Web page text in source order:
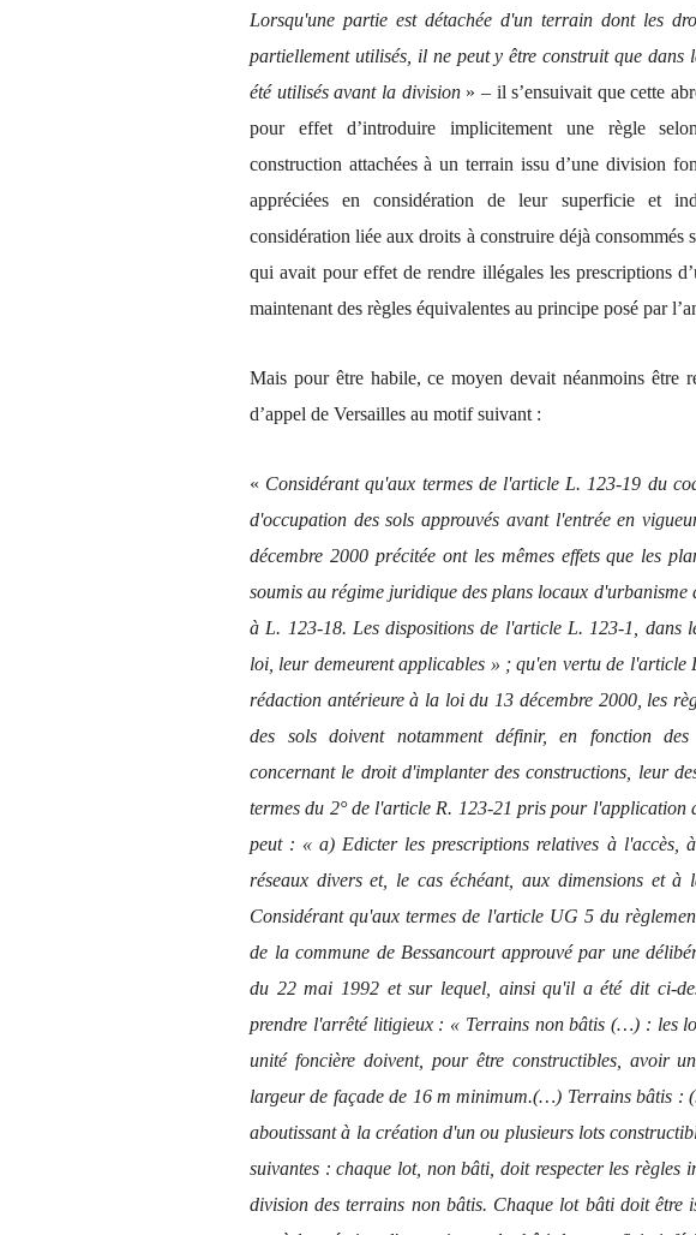
Lorsqu'une partie est détachée d'un terrain dont les
partiellement utilisés, il ne peut y être construit que dans
été utilisés avant la division» – il s’ensuivait que cette
pour effet d’introduire implicitement une règle
construction attachées à un terrain issu d’une division
appréciées en considération de leur superficie et
considération liée aux droits à construire déjà consommés
qui avait pour effet de rendre illégales les prescriptions
maintenant des règles équivalentes au principe posé par
Mais pour être habile, ce moyen devait néanmoins être
d’appel de Versailles au motif suivant :
« Considérant qu'aux termes de l'article L. 123-19 du
d'occupation des sols approuvés avant l'entrée en
décembre 2000 précitée ont les mêmes effets que les
soumis au régime juridique des plans locaux
à L. 123-18. Les dispositions de l'article L. 123-1, dans
loi, leur demeurent applicables » ; qu'en vertu de l'article
rédaction antérieure à la loi du 13 décembre 2000, les
des sols doivent notamment définir, en fonction
concernant le droit d'implanter des constructions, leur
termes du 2° de l'article R. 123-21 pris pour l'application
peut : « a) Edicter les prescriptions relatives à l'accès,
réseaux divers et, le cas échéant, aux dimensions et
Considérant qu'aux termes de l'article UG 5 du
de la commune de Bessancourt approuvé par une
du 22 mai 1992 et sur lequel, ainsi qu'il a été dit ci-
prendre l'arrêté litigieux : « Terrains non bâtis (…) : les
unité foncière doivent, pour être constructibles, avoir
largeur de façade de 16 m minimum.(…) Terrains bâtis
aboutissant à la création d'un ou plusieurs lots
suivantes : chaque lot, non bâti, doit respecter les règles
division des terrains non bâtis. Chaque lot bâti doit être